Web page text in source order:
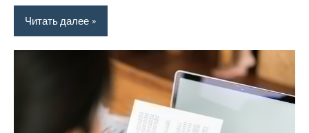
Читать далее